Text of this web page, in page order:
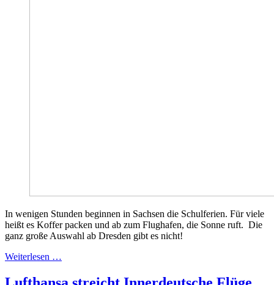
In wenigen Stunden beginnen in Sachsen die Schulferien. Für viele
heißt es Koffer packen und ab zum Flughafen, die Sonne ruft. Die
ganz große Auswahl ab Dresden gibt es nicht!
Weiterlesen …